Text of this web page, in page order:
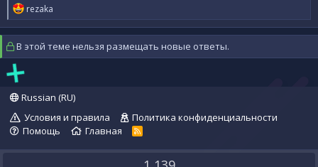
Р
е
а
ц
rezaka
В этой теме нельзя размещать новые ответы.
Russian (RU)
Условия и правила
Политика конфиденциальности
Помощь
Главная
R
S